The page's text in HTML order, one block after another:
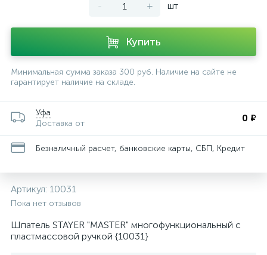
- + шт
Купить
Минимальная сумма заказа 300 руб. Наличие на сайте не
гарантирует наличие на складе.
Уфа
Доставка от
0 ₽
Безналичный расчет, банковские карты, СБП, Кредит
Артикул: 10031
Пока нет отзывов
Шпатель STAYER "MASTER" многофункциональный c
пластмассовой ручкой {10031}